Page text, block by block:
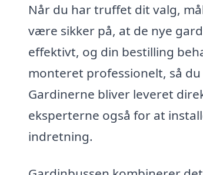
Når du har truffet dit valg,
være sikker på, at de nye
effektivt, og din bestilling
monteret professionelt, så
Gardinerne bliver leveret
eksperterne også for at
indretning.